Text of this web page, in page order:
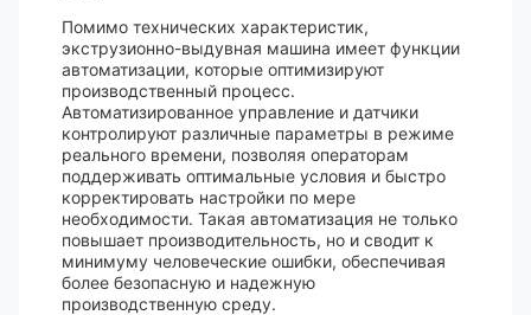
Помимо технических характеристик,
экструзионно-выдувная машина имеет функции
автоматизации, которые оптимизируют
производственный процесс.
Автоматизированное управление и датчики
контролируют различные параметры в режиме
реального времени, позволяя операторам
поддерживать оптимальные условия и быстро
корректировать настройки по мере
необходимости. Такая автоматизация не только
повышает производительность, но и сводит к
минимуму человеческие ошибки, обеспечивая
более безопасную и надежную
производственную среду.